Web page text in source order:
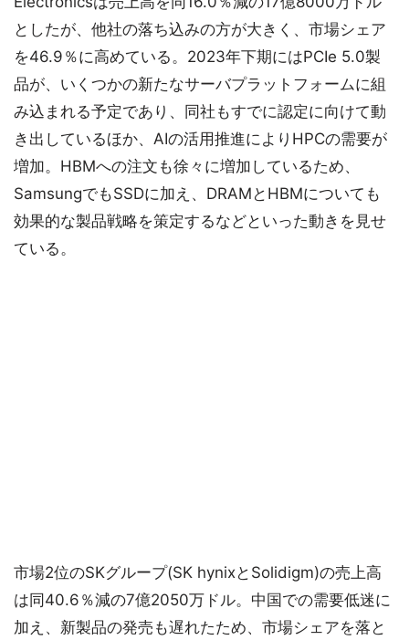
としたが、他社の落ち込みの方が大きく、市場シェア
を46.9％に高めている。2023年下期にはPCIe 5.0製
品が、いくつかの新たなサーバプラットフォームに組
み込まれる予定であり、同社もすでに認定に向けて動
き出しているほか、AIの活用推進によりHPCの需要が
増加。HBMへの注文も徐々に増加しているため、
SamsungでもSSDに加え、DRAMとHBMについても
効果的な製品戦略を策定するなどといった動きを見せ
ている。
市場2位のSKグループ(SK hynixとSolidigm)の売上高
は同40.6％減の7億2050万ドル。中国での需要低迷に
加え、新製品の発売も遅れたため、市場シェアを落と